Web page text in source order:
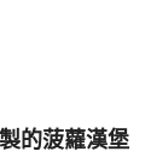
的菠蘿漢堡